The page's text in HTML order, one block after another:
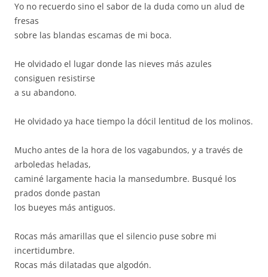
Yo no recuerdo sino el sabor de la duda como un alud de
fresas
sobre las blandas escamas de mi boca.
He olvidado el lugar donde las nieves más azules
consiguen resistirse
a su abandono.
He olvidado ya hace tiempo la dócil lentitud de los molinos.
Mucho antes de la hora de los vagabundos, y a través de
arboledas heladas,
caminé largamente hacia la mansedumbre. Busqué los
prados donde pastan
los bueyes más antiguos.
Rocas más amarillas que el silencio puse sobre mi
incertidumbre.
Rocas más dilatadas que algodón.